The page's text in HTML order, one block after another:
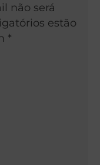
não será
estão
*